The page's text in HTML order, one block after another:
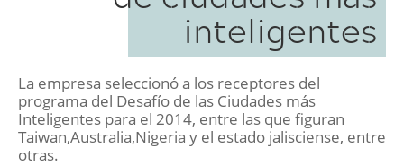
inteligentes
La empresa seleccionó a los receptores del
programa del Desafío de las Ciudades más
Inteligentes para el 2014, entre las que figuran
Taiwan,Australia,Nigeria y el estado jalisciense, entre
otras.